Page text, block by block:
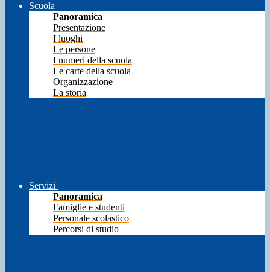
Scuola
Panoramica
Presentazione
I luoghi
Le persone
I numeri della scuola
Le carte della scuola
Organizzazione
La storia
Servizi
Panoramica
Famiglie e studenti
Personale scolastico
Percorsi di studio